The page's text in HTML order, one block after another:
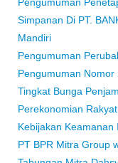
Simpanan Di PT.
Mandiri
Pengumuman
Pengumuman Nomor
Tingkat Bunga
Perekonomian Rakyat
Kebijakan Keamanan
PT BPR Mitra Group